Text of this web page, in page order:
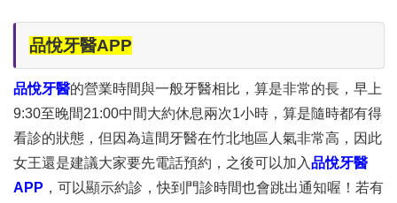
品悅牙醫APP
品悅牙醫的營業時間與一般牙醫相比，算是非常的長，早上
9:30至晚間21:00中間大約休息兩次1小時，算是隨時都有得
看診的狀態，但因為這間牙醫在竹北地區人氣非常高，因此
女王還是建議大家要先電話預約，之後可以加入品悅牙醫
APP ，可以顯示約診，快到門診時間也會跳出通知喔！若有